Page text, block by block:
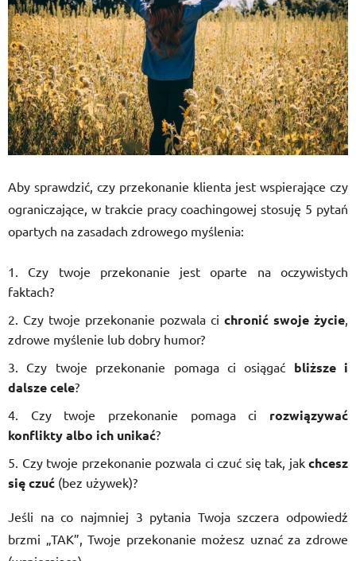
Aby sprawdzić, czy przekonanie klienta jest wspierające czy
ograniczające, w trakcie pracy coachingowej stosuję 5 pytań
opartych na zasadach zdrowego myślenia:
Czy twoje przekonanie jest oparte na oczywistych
faktach?
Czy twoje przekonanie pozwala ci chronić swoje życie,
zdrowe myślenie lub dobry humor?
Czy twoje przekonanie pomaga ci osiągać bliższe i
dalsze cele?
Czy twoje przekonanie pomaga ci rozwiązywać
konflikty albo ich unikać?
Czy twoje przekonanie pozwala ci czuć się tak, jakchcesz
się czuć (bez używek)?
Jeśli na co najmniej 3 pytania Twoja szczera odpowiedź
brzmi „TAK”, Twoje przekonanie możesz uznać za zdrowe